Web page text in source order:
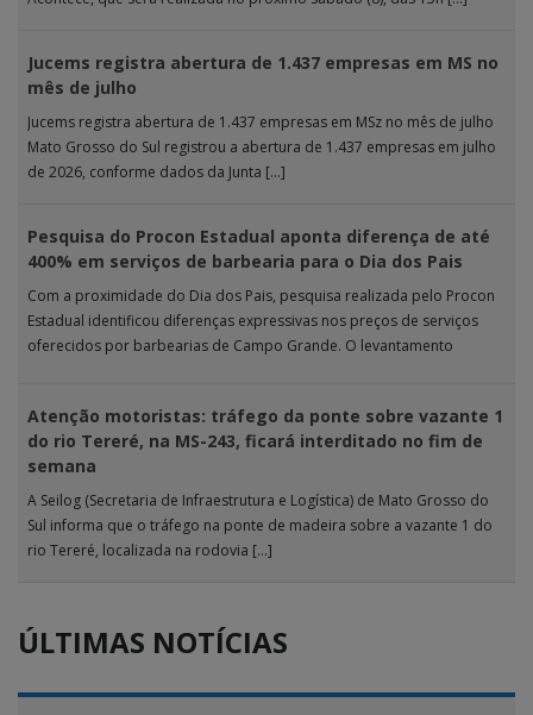
Jucems registra abertura de 1.437 empresas em MS no
mês de julho
Jucems registra abertura de 1.437 empresas em MSz no mês de julho
Mato Grosso do Sul registrou a abertura de 1.437 empresas em julho
de 2026, conforme dados da Junta […]
Pesquisa do Procon Estadual aponta diferença de até
400% em serviços de barbearia para o Dia dos Pais
Com a proximidade do Dia dos Pais, pesquisa realizada pelo Procon
Estadual identificou diferenças expressivas nos preços de serviços
oferecidos por barbearias de Campo Grande. O levantamento
Atenção motoristas: tráfego da ponte sobre vazante 1
do rio Tereré, na MS-243, ficará interditado no fim de
semana
A Seilog (Secretaria de Infraestrutura e Logística) de Mato Grosso do
Sul informa que o tráfego na ponte de madeira sobre a vazante 1 do
rio Tereré, localizada na rodovia […]
ÚLTIMAS NOTÍCIAS